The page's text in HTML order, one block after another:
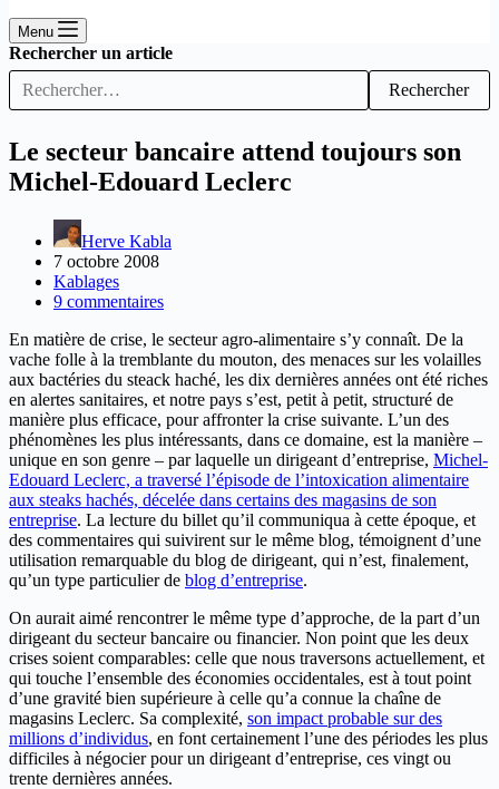
Menu
Rechercher un article
Rechercher
Le secteur bancaire attend toujours son
Michel-Edouard Leclerc
Herve Kabla
7 octobre 2008
Kablages
9 commentaires
En matière de crise, le secteur agro-alimentaire s’y connaît. De la
vache folle à la tremblante du mouton, des menaces sur les volailles
aux bactéries du steack haché, les dix dernières années ont été riches
en alertes sanitaires, et notre pays s’est, petit à petit, structuré de
manière plus efficace, pour affronter la crise suivante. L’un des
phénomènes les plus intéressants, dans ce domaine, est la manière –
unique en son genre – par laquelle un dirigeant d’entreprise, Michel-
Edouard Leclerc, a traversé l’épisode de l’intoxication alimentaire
aux steaks hachés, décelée dans certains des magasins de son
entreprise. La lecture du billet qu’il communiqua à cette époque, et
des commentaires qui suivirent sur le même blog, témoignent d’une
utilisation remarquable du blog de dirigeant, qui n’est, finalement,
qu’un type particulier de blog d’entreprise.
On aurait aimé rencontrer le même type d’approche, de la part d’un
dirigeant du secteur bancaire ou financier. Non point que les deux
crises soient comparables: celle que nous traversons actuellement, et
qui touche l’ensemble des économies occidentales, est à tout point
d’une gravité bien supérieure à celle qu’a connue la chaîne de
magasins Leclerc. Sa complexité, son impact probable sur des
millions d’individus, en font certainement l’une des périodes les plus
difficiles à négocier pour un dirigeant d’entreprise, ces vingt ou
trente dernières années.